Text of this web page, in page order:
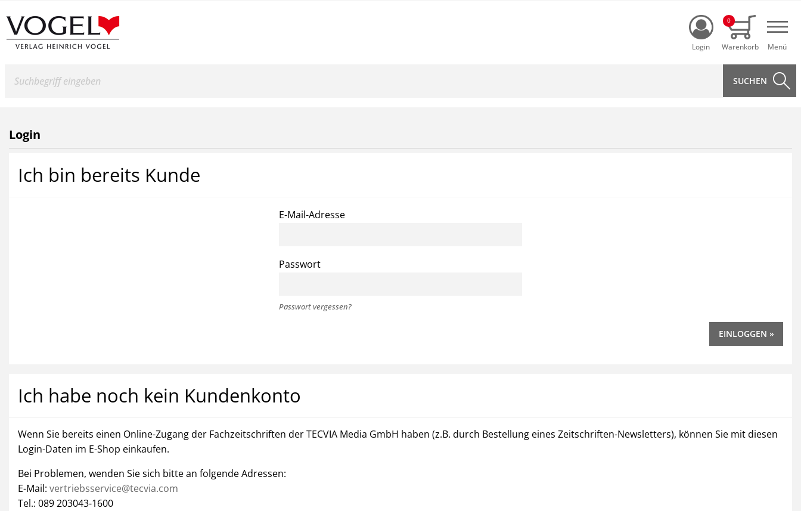
Login
0
Loginseite des Heinrich Vogel Shop
Login
Ich bin bereits Kunde
E-Mail-Adresse
Passwort
Passwort vergessen?
Ich habe noch kein Kundenkonto
Wenn Sie bereits einen Online-Zugang der Fachzeitschriften der TECVIA Media GmbH haben (z.B. durch Bestellung eines Zeitschriften-Newsletters), können Sie mit diesen
Login-Daten im E-Shop einkaufen.
Bei Problemen, wenden Sie sich bitte an folgende Adressen:
E-Mail: vertriebsservice@tecvia.com
Tel.: 089 203043-1600